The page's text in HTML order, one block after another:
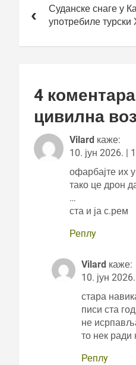
чланкаСуданске снаге у
употребиле
4
цивилна
Vilard каже:
10. јун 2026. |
офарбајте их
тако це дрон
…
ста и ја с.рем
Реплy
Vilard каже:
10. јун
стара
писи ста
не
то нек ради
Реплy